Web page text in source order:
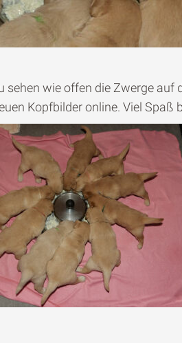
wie offen die Zwerge
Kopfbilder online. Viel Spaß